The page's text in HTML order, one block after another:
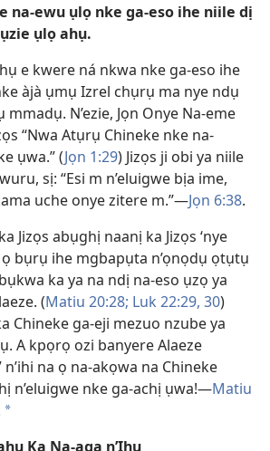
na-ewu ụlọ nke ga-eso ihe niile dị
ụlọ ahụ.
e kwere ná nkwa nke ga-eso ihe
àjà ụmụ Izrel chụrụ ma nye ndụ
N’ezie, Jọn Onye Na-eme
“Nwa Atụrụ Chineke nke na-
ụwa.” (Jọn 1:29) Jizọs ji obi ya niile
sị: “Esi m n’eluigwe bịa ime,
uche onye zitere m.”—Jọn 6:38.
Jizọs abụghị naanị ka Jizọs ‘nye
bụrụ ihe mgbapụta n’ọnọdụ ọtụtụ
ka ya na ndị na-eso ụzọ ya
(Matiu 20:28; Luk 22:29, 30)
Chineke ga-eji mezuo nzube ya
A kpọrọ ozi banyere Alaeze
n’ihi na ọ na-akọwa na Chineke
n’eluigwe nke ga-achị ụwa!—Matiu
*
Ka Na-aga n’Ihu